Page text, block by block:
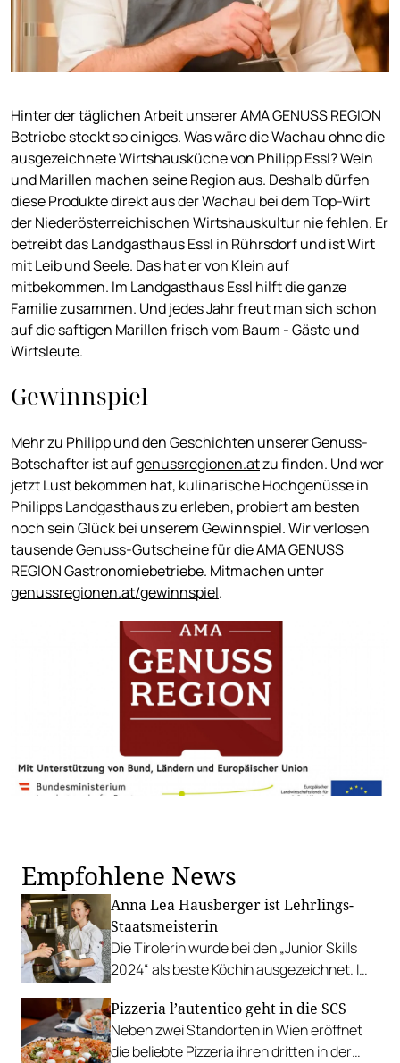
Hinter der täglichen Arbeit unserer AMA GENUSS REGION
Betriebe steckt so einiges. Was wäre die Wachau ohne die
ausgezeichnete Wirtshausküche von Philipp Essl? Wein
und Marillen machen seine Region aus. Deshalb dürfen
diese Produkte direkt aus der Wachau bei dem Top-Wirt
der Niederösterreichischen Wirtshauskultur nie fehlen. Er
betreibt das Landgasthaus Essl in Rührsdorf und ist Wirt
mit Leib und Seele. Das hat er von Klein auf
mitbekommen. Im Landgasthaus Essl hilft die ganze
Familie zusammen. Und jedes Jahr freut man sich schon
auf die saftigen Marillen frisch vom Baum - Gäste und
Wirtsleute.
Gewinnspiel
Mehr zu Philipp und den Geschichten unserer Genuss-
Botschafter ist aufgenussregionen.atzu finden. Und wer
jetzt Lust bekommen hat, kulinarische Hochgenüsse in
Philipps Landgasthaus zu erleben, probiert am besten
noch sein Glück bei unserem Gewinnspiel. Wir verlosen
tausende Genuss-Gutscheine für die AMA GENUSS
REGION Gastronomiebetriebe. Mitmachen unter
genussregionen.at/gewinnspiel.
Empfohlene News
Anna Lea Hausberger ist Lehrlings-
Staatsmeisterin
Die Tirolerin wurde bei den „Junior Skills
2024“ als beste Köchin ausgezeichnet. Im
genießen.
Pizzeria l’autentico geht in die SCS
Neben zwei Standorten in Wien eröffnet
die beliebte Pizzeria ihren dritten in der